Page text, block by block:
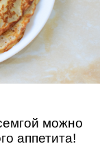
можно
аппетита!